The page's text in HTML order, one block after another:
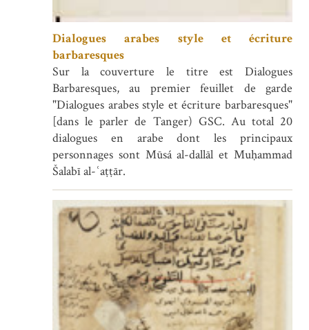
Dialogues arabes style et écriture
barbaresques
Sur la couverture le titre est Dialogues
Barbaresques, au premier feuillet de garde
"Dialogues arabes style et écriture barbaresques"
[dans le parler de Tanger) GSC. Au total 20
dialogues en arabe dont les principaux
personnages sont Mūsá al-dallāl et Muḥammad
Šalabī al-ʿaṭṭār.